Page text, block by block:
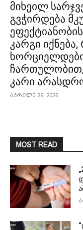
მიხეილ
გვჭირდება
კარგი
ჩართულობით,
კარი
აპრილი 29, 2026
MOST READ